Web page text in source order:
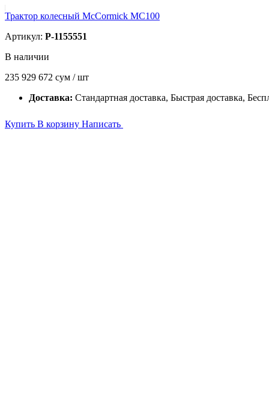
Трактор колесный McCormick MC100
Артикул: P-1155551
В наличии
235 929 672 сум / шт
Доставка: Стандартная доставка, Быстрая доставка,
Купить В корзину Написать